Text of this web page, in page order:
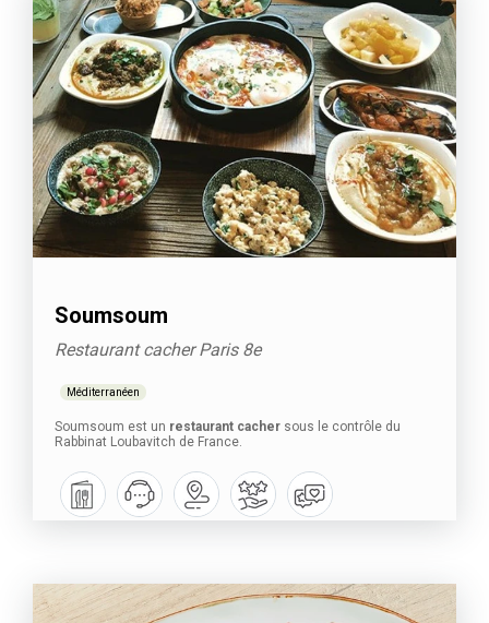
Soumsoum
Restaurant cacher Paris 8e
Méditerranéen
Soumsoum est un restaurant cacher sous le contrôle du
Rabbinat Loubavitch de France.